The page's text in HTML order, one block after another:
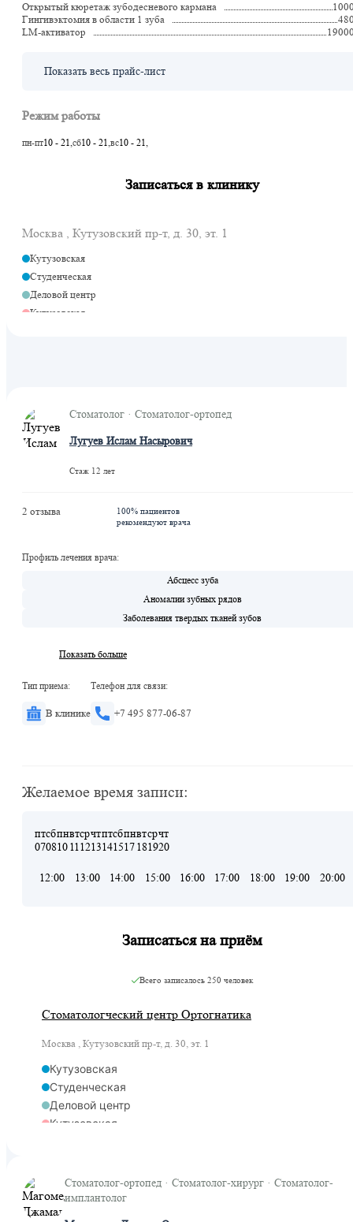
Открытый кюретаж зубодесневого кармана
Гингивэктомия в области 1 зуба
LM-активатор
Показать весь прайс-лист
Режим работы
пн-пт10 - 21,сб10 - 21,вс10 - 21,
Записаться в клинику
Москва , Кутузовский пр-т, д. 30, эт. 1
Кутузовская
Студенческая
Деловой центр
Кутузовская
Стоматолог · Стоматолог-ортопед
Лугуев Ислам Насырович
Стаж 12 лет
2 отзыва
100% пациентов
рекомендуют врача
Профиль лечения врача:
Абсцесс зуба
Аномалии зубных рядов
Заболевания твердых тканей зубов
Показать больше
Тип приема:
В клинике
Телефон для связи:
+7 495 877-06-87
Желаемое время записи:
пт
07
сб
08
пн
10
вт
11
ср
12
чт
13
пт
14
сб
15
пн
17
вт
18
ср
19
чт
20
12:00 13:00 14:00 15:00 16:00 17:00 18:00 19:00 20:00
Записаться на приём
Всего записалось 250 человек
Стоматологческий центр Ортогнатика
Москва , Кутузовский пр-т, д. 30, эт. 1
Кутузовская
Студенческая
Деловой центр
Кутузовская
Стоматолог-ортопед · Стоматолог-хирург · Стоматолог-
имплантолог